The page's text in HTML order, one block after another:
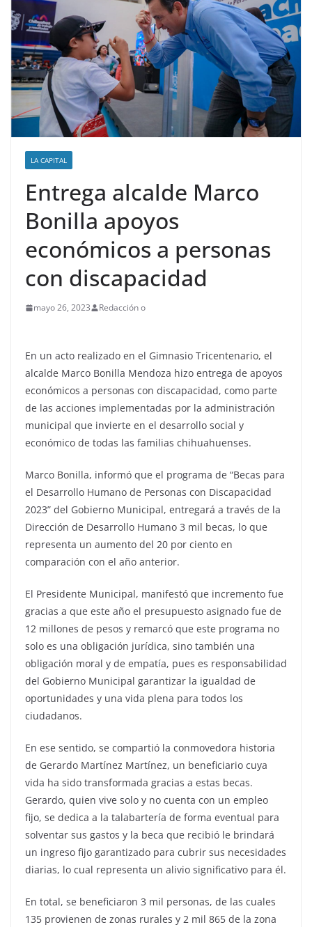
LA CAPITAL
Entrega alcalde Marco
Bonilla apoyos
económicos a personas
con discapacidad
mayo 26, 2023 Redacción o
En un acto realizado en el Gimnasio Tricentenario, el
alcalde Marco Bonilla Mendoza hizo entrega de apoyos
económicos a personas con discapacidad, como parte
de las acciones implementadas por la administración
municipal que invierte en el desarrollo social y
económico de todas las familias chihuahuenses.
Marco Bonilla, informó que el programa de “Becas para
el Desarrollo Humano de Personas con Discapacidad
2023” del Gobierno Municipal, entregará a través de la
Dirección de Desarrollo Humano 3 mil becas, lo que
representa un aumento del 20 por ciento en
comparación con el año anterior.
El Presidente Municipal, manifestó que incremento fue
gracias a que este año el presupuesto asignado fue de
12 millones de pesos y remarcó que este programa no
solo es una obligación jurídica, sino también una
obligación moral y de empatía, pues es responsabilidad
del Gobierno Municipal garantizar la igualdad de
oportunidades y una vida plena para todos los
ciudadanos.
En ese sentido, se compartió la conmovedora historia
de Gerardo Martínez Martínez, un beneficiario cuya
vida ha sido transformada gracias a estas becas.
Gerardo, quien vive solo y no cuenta con un empleo
fijo, se dedica a la talabartería de forma eventual para
solventar sus gastos y la beca que recibió le brindará
un ingreso fijo garantizado para cubrir sus necesidades
diarias, lo cual representa un alivio significativo para él.
En total, se beneficiaron 3 mil personas, de las cuales
135 provienen de zonas rurales y 2 mil 865 de la zona